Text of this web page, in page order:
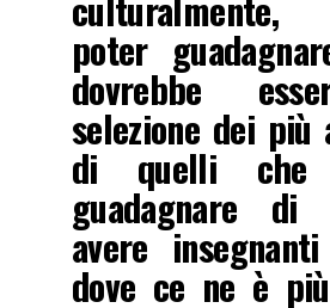
poter
dovrebbe
selezione dei più
di quelli che
guadagnare
avere
dove ce ne è